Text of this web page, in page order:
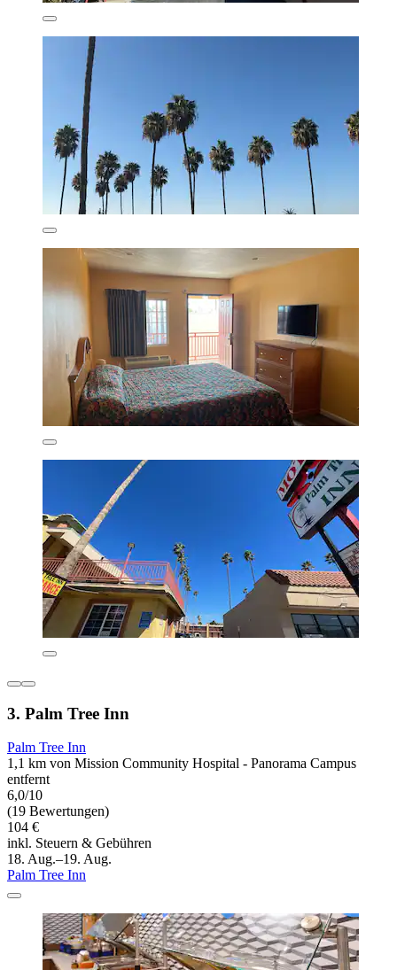
3. Palm Tree Inn
Palm Tree Inn
1,1 km von Mission Community Hospital - Panorama Campus
entfernt
6,0/10
(19 Bewertungen)
104 €
inkl. Steuern & Gebühren
18. Aug.–19. Aug.
Palm Tree Inn